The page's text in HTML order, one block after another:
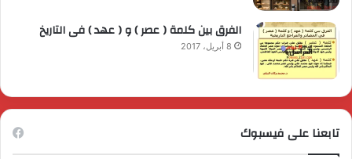
الفرق بين كلمة ( عصر ) و ( عهد ) فى التاريخ
8 أبريل، 2017
تابعنا على فيسبوك